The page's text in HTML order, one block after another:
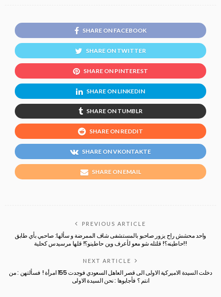
SHARE ON FACEBOOK
SHARE ON TWITTER
SHARE ON PINTEREST
SHARE ON LINKEDIN
SHARE ON TUMBLR
SHARE ON REDDIT
SHARE ON VKONTAKTE
SHARE ON EMAIL
PREVIOUS ARTICLE
واحد محشش راح يزور صاحبو بالمستشفى شاف الممرضة و سألها: صاحبي بأي طابق
حاطينه؟! قلتله شو معو لأعرف وين حاطينو؟! قلها مرسيدس كحلية!!
NEXT ARTICLE
دخلت السيدة الاميركية الاولى الى قصر العاهل السعودي فوجدت 155 امرأة ! فسألتهن : من
انتم ؟ فأجابوها : نحن السيدة الاولى